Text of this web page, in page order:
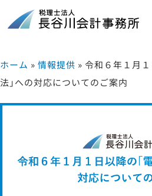
ホーム » 情報提供 » 令和６年１月
法｣への対応についてのご案内